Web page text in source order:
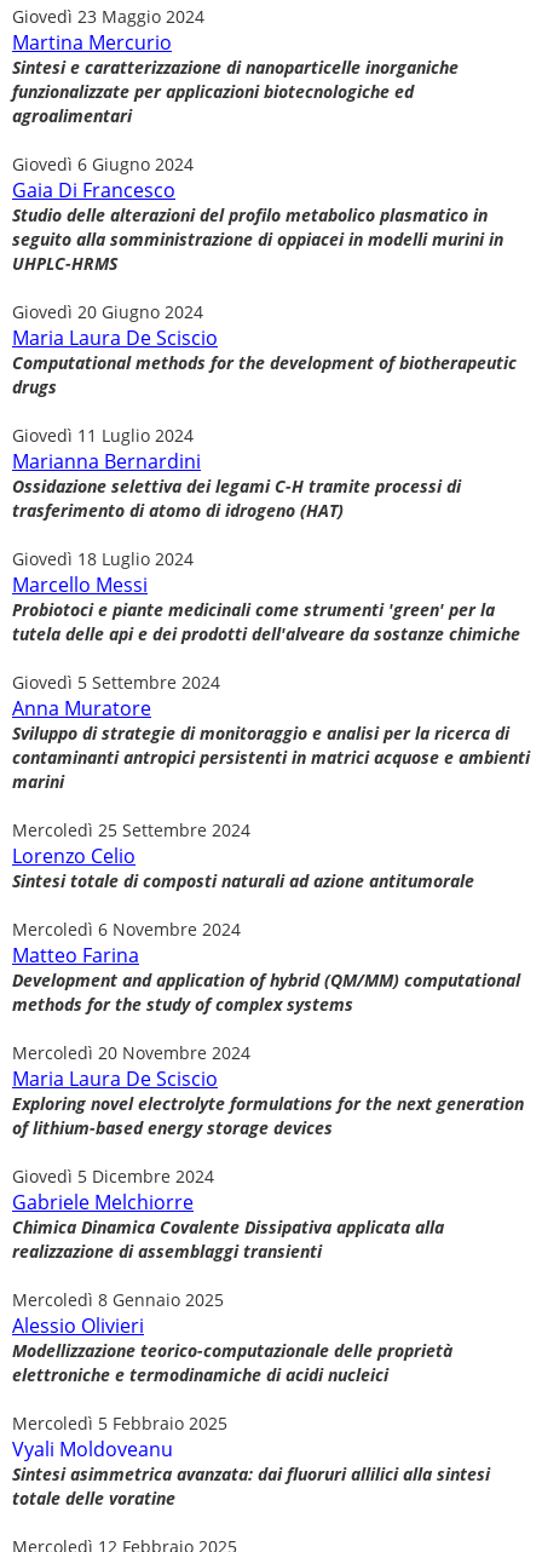
Giovedì 23 Maggio 2024
Martina Mercurio
Sintesi e caratterizzazione di nanoparticelle inorganiche
funzionalizzate per applicazioni biotecnologiche ed
agroalimentari
Giovedì 6 Giugno 2024
Gaia Di Francesco
Studio delle alterazioni del profilo metabolico plasmatico in
seguito alla somministrazione di oppiacei in modelli murini in
UHPLC-HRMS
Giovedì 20 Giugno 2024
Maria Laura De Sciscio
Computational methods for the development of biotherapeutic
drugs
Giovedì 11 Luglio 2024
Marianna Bernardini
Ossidazione selettiva dei legami C-H tramite processi di
trasferimento di atomo di idrogeno (HAT)
Giovedì 18 Luglio 2024
Marcello Messi
Probiotoci e piante medicinali come strumenti 'green' per la
tutela delle api e dei prodotti dell'alveare da sostanze chimiche
Giovedì 5 Settembre 2024
Anna Muratore
Sviluppo di strategie di monitoraggio e analisi per la ricerca di
contaminanti antropici persistenti in matrici acquose e ambienti
marini
Mercoledì 25 Settembre 2024
Lorenzo Celio
Sintesi totale di composti naturali ad azione antitumorale
Mercoledì 6 Novembre 2024
Matteo Farina
Development and application of hybrid (QM/MM) computational
methods for the study of complex systems
Mercoledì 20 Novembre 2024
Maria Laura De Sciscio
Exploring novel electrolyte formulations for the next generation
of lithium-based energy storage devices
Giovedì 5 Dicembre 2024
Gabriele Melchiorre
Chimica Dinamica Covalente Dissipativa applicata alla
realizzazione di assemblaggi transienti
Mercoledì 8 Gennaio 2025
Alessio Olivieri
Modellizzazione teorico-computazionale delle proprietà
elettroniche e termodinamiche di acidi nucleici
Mercoledì 5 Febbraio 2025
Vyali Moldoveanu
Sintesi asimmetrica avanzata: dai fluoruri allilici alla sintesi
totale delle voratine
Mercoledì 12 Febbraio 2025